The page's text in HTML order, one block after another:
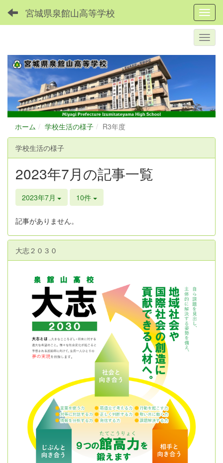
宮城県泉館山高等学校
ホーム 学校生活の様子 R3年度
学校生活の様子
2023年7月の記事一覧
2023年7月 10件
記事がありません。
大志２０３０